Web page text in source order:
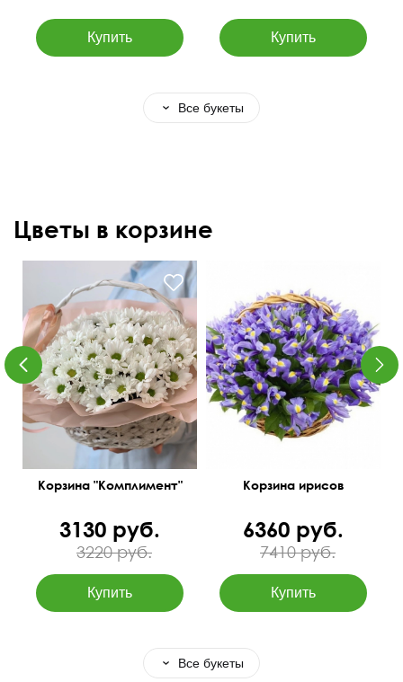
Все букеты
Цветы в корзине
30 см 40 см
Корзина "Комплимент"
3130 руб.
3220 руб.
40 см 40 см
Корзина ирисов
6360 руб.
7410 руб.
Все букеты